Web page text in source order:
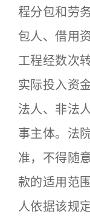
程分包和劳
包人、借用
工程经数次
实际投入资
法人、非法
事主体。法
准，不得随
款的适用范
人依据该规